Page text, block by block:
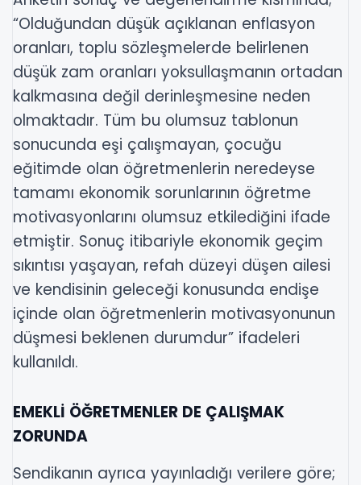
“Olduğundan düşük açıklanan enflasyon
oranları, toplu sözleşmelerde belirlenen
düşük zam oranları yoksullaşmanın ortadan
kalkmasına değil derinleşmesine neden
olmaktadır. Tüm bu olumsuz tablonun
sonucunda eşi çalışmayan, çocuğu
eğitimde olan öğretmenlerin neredeyse
tamamı ekonomik sorunlarının öğretme
motivasyonlarını olumsuz etkilediğini ifade
etmiştir. Sonuç itibariyle ekonomik geçim
sıkıntısı yaşayan, refah düzeyi düşen ailesi
ve kendisinin geleceği konusunda endişe
içinde olan öğretmenlerin motivasyonunun
düşmesi beklenen durumdur” ifadeleri
kullanıldı.
EMEKLİ ÖĞRETMENLER DE ÇALIŞMAK
ZORUNDA
Sendikanın ayrıca yayınladığı verilere göre;